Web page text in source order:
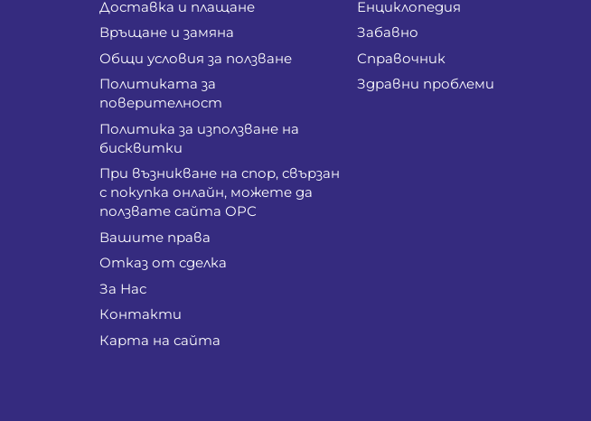
Доставка и плащане
Връщане и замяна
Общи условия за ползване
Политиката за
поверителност
Политика за използване на
бисквитки
При възникване на спор, свързан
с покупка онлайн, можете да
ползвате сайта ОРС
Вашите права
Отказ от сделка
За Нас
Контакти
Карта на сайта
Енциклопедия
Забавно
Справочник
Здравни проблеми